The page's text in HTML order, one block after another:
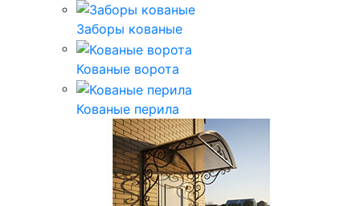
Заборы кованые
Кованые ворота
Кованые перила